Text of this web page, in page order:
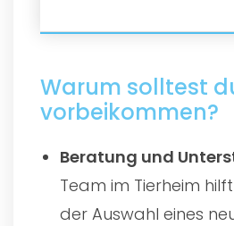
Warum solltest
vorbeikommen?
Beratung und
Team im Tierheim
der Auswahl eines